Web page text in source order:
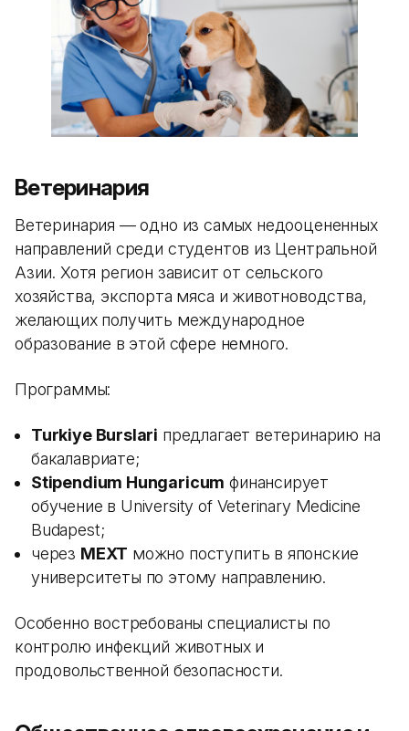
Ветеринария
Ветеринария — одно из самых недооцененных
направлений среди студентов из Центральной
Азии. Хотя регион зависит от сельского
хозяйства, экспорта мяса и животноводства,
желающих получить международное
образование в этой сфере немного.
Программы:
Turkiye Burslari предлагает ветеринарию на
бакалавриате;
Stipendium Hungaricum финансирует
обучение в University of Veterinary Medicine
Budapest;
через MEXT можно поступить в японские
университеты по этому направлению.
Особенно востребованы специалисты по
контролю инфекций животных и
продовольственной безопасности.